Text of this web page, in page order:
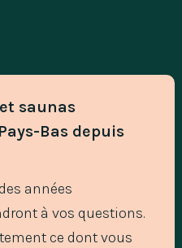
saunas
Bas depuis
années
à vos questions.
ce dont vous